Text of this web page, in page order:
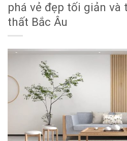
phá vẻ đẹp tối giản và
thất Bắc Âu